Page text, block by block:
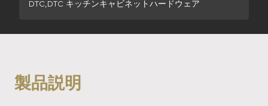
DTC,DTC キッチンキャビネットハードウェア
製品説明